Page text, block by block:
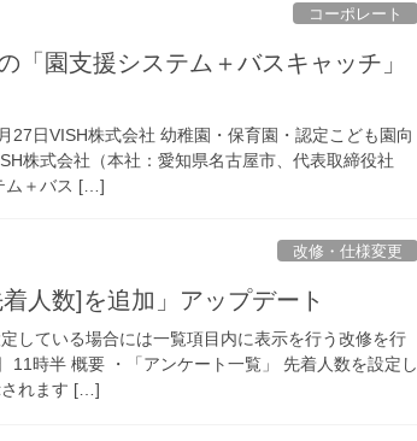
コーポレート
「園支援システム＋バスキャッチ」
27日VISH株式会社 幼稚園・保育園・認定こども園向
株式会社（本社：愛知県名古屋市、代表取締役社
ム＋バス […]
改修・仕様変更
人数]を追加」アップデート
している場合には一覧項目内に表示を行う改修を行
時半 概要 ・「アンケート一覧」 先着人数を設定し
されます […]